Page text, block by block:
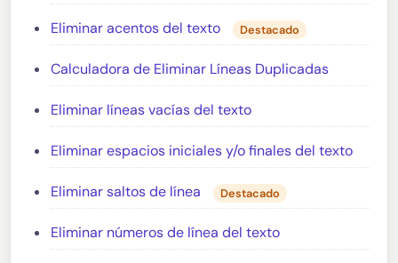
Eliminar acentos del texto Destacado
Calculadora de Eliminar Líneas Duplicadas
Eliminar líneas vacías del texto
Eliminar espacios iniciales y/o finales del texto
Eliminar saltos de línea Destacado
Eliminar números de línea del texto